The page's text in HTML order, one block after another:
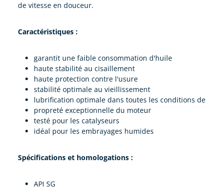
de vitesse en douceur.
Caractéristiques :
garantit une faible consommation d'huile
haute stabilité au cisaillement
haute protection contre l'usure
stabilité optimale au vieillissement
lubrification optimale dans toutes les conditions
propreté exceptionnelle du moteur
testé pour les catalyseurs
idéal pour les embrayages humides
Spécifications et homologations :
API SG